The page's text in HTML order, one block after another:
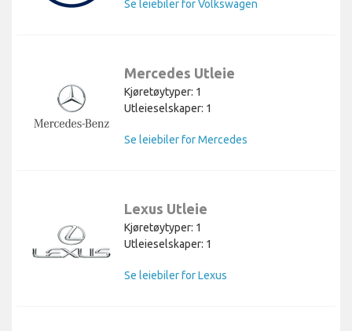
Se leiebiler for Volkswagen
Mercedes Utleie
Kjøretøytyper: 1
Utleieselskaper: 1
Se leiebiler for Mercedes
Lexus Utleie
Kjøretøytyper: 1
Utleieselskaper: 1
Se leiebiler for Lexus